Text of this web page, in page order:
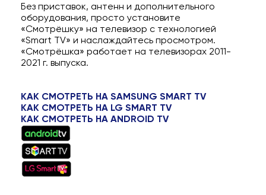
Без приставок, антенн и дополнительного
оборудования, просто установите
«Смотрёшку» на телевизор с технологией
«Smart TV» и наслаждайтесь просмотром.
«Смотрёшка» работает на телевизорах 2011-
2021 г. выпуска.
КАК СМОТРЕТЬ НА SAMSUNG SMART TV
КАК СМОТРЕТЬ НА LG SMART TV
КАК СМОТРЕТЬ НА ANDROID TV